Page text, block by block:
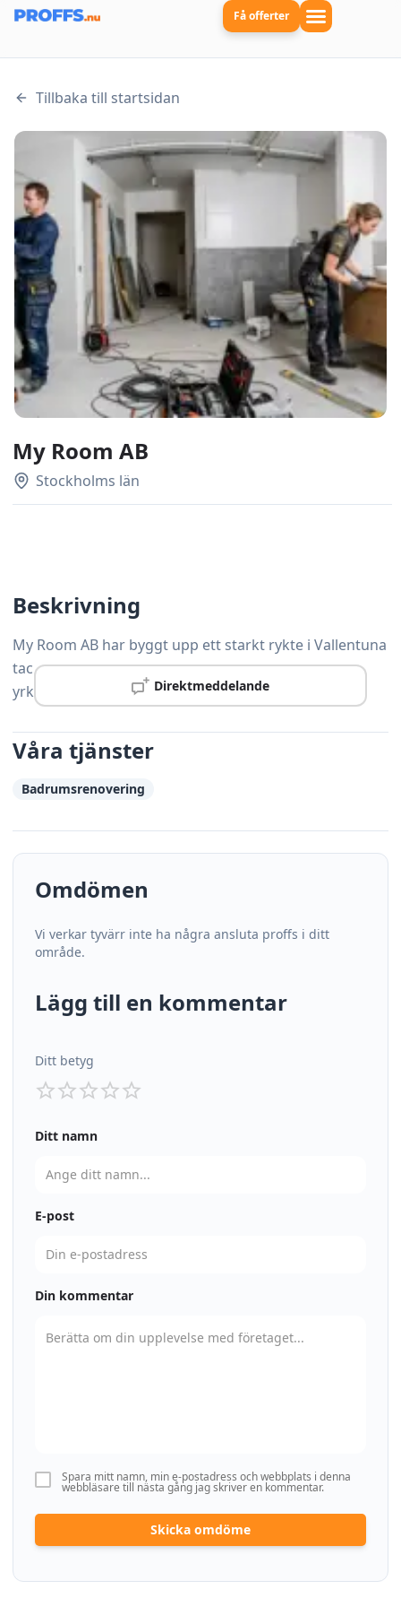
Få offerter
Tillbaka till startsidan
My Room AB
Stockholms län
Direktmeddelande
Beskrivning
My Room AB har byggt upp ett starkt rykte i Vallentuna
tack vare gedigen kompetens och noggrann
yrkesskicklighet.
Våra tjänster
Badrumsrenovering
Omdömen
Vi verkar tyvärr inte ha några ansluta proffs i ditt
område.
Lägg till en kommentar
Ditt betyg
Ditt namn
E-post
Din kommentar
Spara mitt namn, min e-postadress och webbplats i denna
webbläsare till nästa gång jag skriver en kommentar.
Skicka omdöme